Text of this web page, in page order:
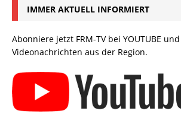
IMMER AKTUELL INFORMIERT
Abonniere jetzt FRM-TV bei YOUTUBE
Videonachrichten aus der Region.